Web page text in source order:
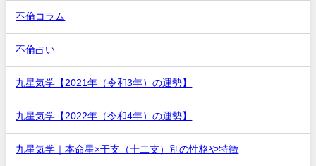
不倫コラム
不倫占い
九星気学【2021年（令和3年）の運勢】
九星気学【2022年（令和4年）の運勢】
九星気学｜本命星×干支（十二支）別の性格や特徴